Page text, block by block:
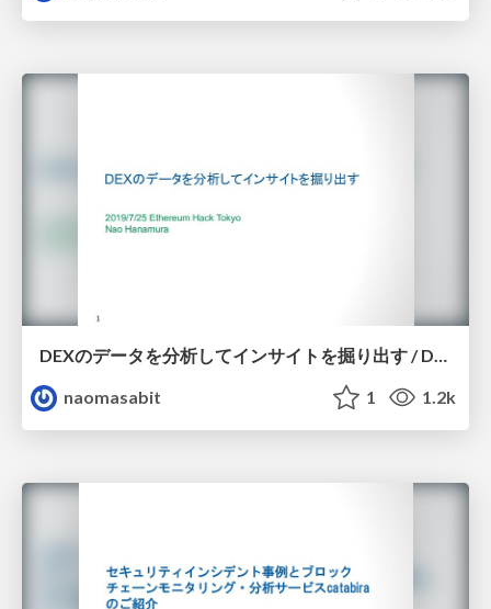
DEXのデータを分析してインサイトを掘り出す / DEX Analysis
naomasabit
1 1.2k